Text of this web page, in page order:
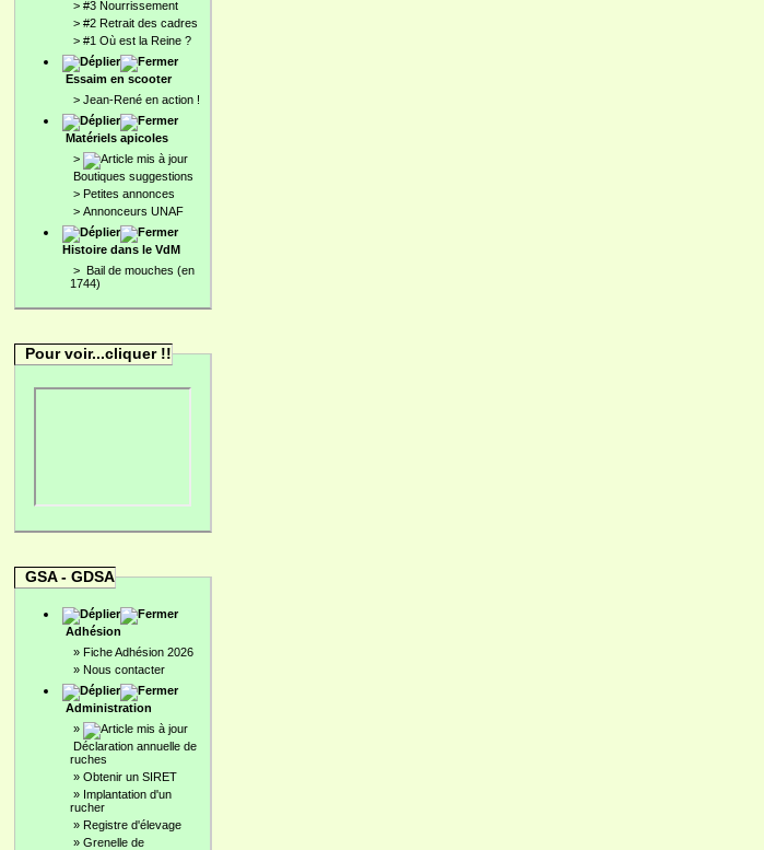
> #3 Nourrissement
> #2 Retrait des cadres
> #1 Où est la Reine ?
Essaim en scooter
> Jean-René en action !
Matériels apicoles
>
Boutiques suggestions
> Petites annonces
> Annonceurs UNAF
Histoire dans le VdM
> Bail de mouches (en
1744)
Pour voir...cliquer !!
GSA - GDSA
Adhésion
» Fiche Adhésion 2026
» Nous contacter
Administration
»
Déclaration annuelle de
ruches
» Obtenir un SIRET
» Implantation d'un
rucher
» Registre d'élevage
» Grenelle de